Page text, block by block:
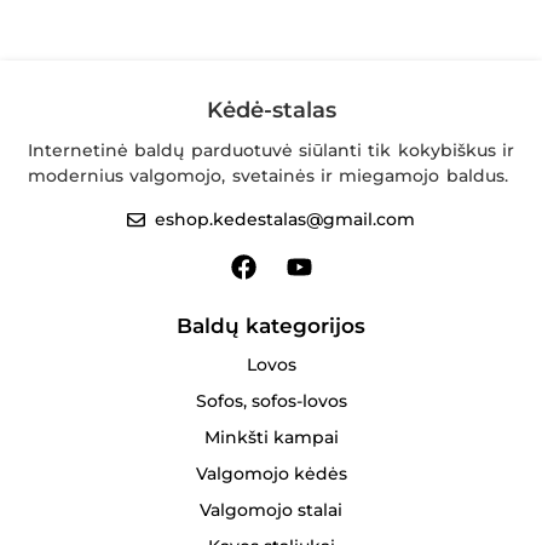
Kėdė-stalas
Internetinė baldų parduotuvė siūlanti tik kokybiškus ir
modernius valgomojo, svetainės ir miegamojo baldus.
eshop.kedestalas@gmail.com
Baldų kategorijos
Lovos
Sofos, sofos-lovos
Minkšti kampai
Valgomojo kėdės
Valgomojo stalai